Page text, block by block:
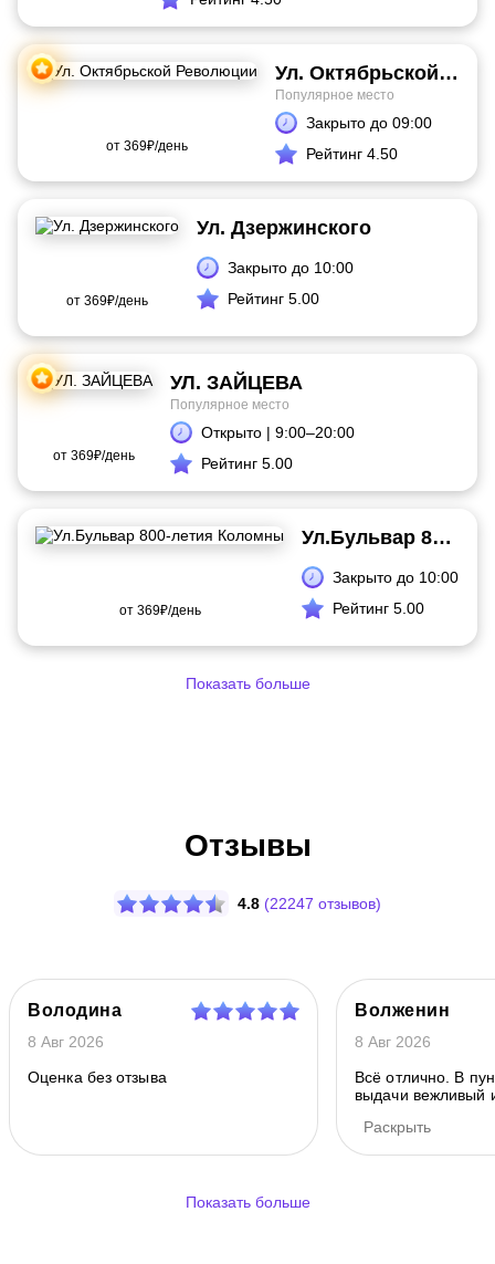
от 369₽/день
Ул. Октябрьской Революции
Популярное место
Закрыто до 09:00
Рейтинг 4.50
от 369₽/день
Ул. Дзержинского
Закрыто до 10:00
Рейтинг 5.00
от 369₽/день
УЛ. ЗАЙЦЕВА
Популярное место
Открыто | 9:00–20:00
Рейтинг 5.00
от 369₽/день
Ул.Бульвар 800-летия Коломны
Закрыто до 10:00
Рейтинг 5.00
Показать больше
Отзывы
4.8 (22247 отзывов)
Володина
8 Авг 2026
Оценка без отзыва
Волженин
8 Авг 2026
Всё отлично. В
выдачи вежливый
Раскрыть
Показать больше